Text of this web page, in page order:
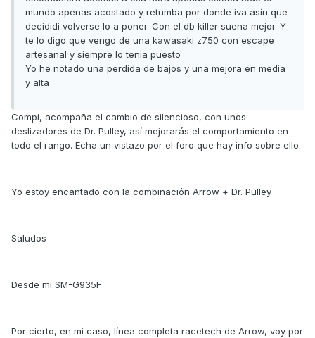
mundo apenas acostado y retumba por donde iva asín que
decididi volverse lo a poner. Con el db killer suena mejor. Y
te lo digo que vengo de una kawasaki z750 con escape
artesanal y siempre lo tenia puesto
Yo he notado una perdida de bajos y una mejora en media
y alta
Compi, acompaña el cambio de silencioso, con unos
deslizadores de Dr. Pulley, así mejorarás el comportamiento en
todo el rango. Echa un vistazo por el foro que hay info sobre ello.
Yo estoy encantado con la combinación Arrow + Dr. Pulley
Saludos
Desde mi SM-G935F
Por cierto, en mi caso, línea completa racetech de Arrow, voy por